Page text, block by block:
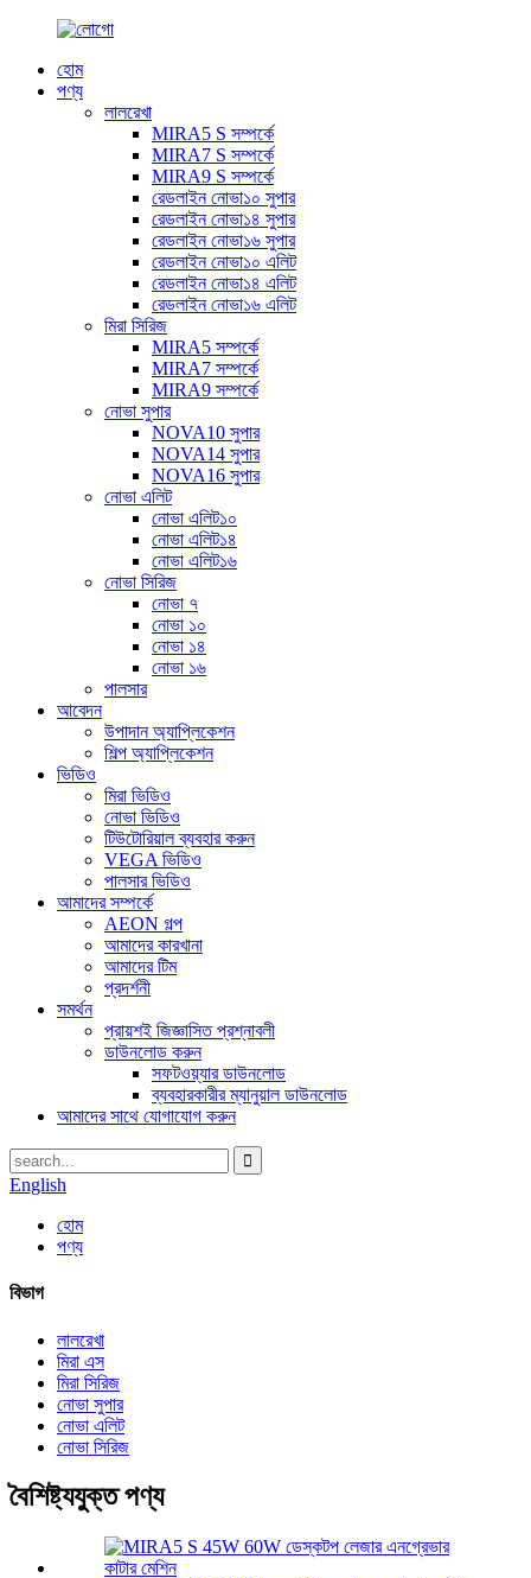
হোম
পণ্য
লালরেখা
MIRA5 S সম্পর্কে
MIRA7 S সম্পর্কে
MIRA9 S সম্পর্কে
রেডলাইন নোভা১০ সুপার
রেডলাইন নোভা১৪ সুপার
রেডলাইন নোভা১৬ সুপার
রেডলাইন নোভা১০ এলিট
রেডলাইন নোভা১৪ এলিট
রেডলাইন নোভা১৬ এলিট
মিরা সিরিজ
MIRA5 সম্পর্কে
MIRA7 সম্পর্কে
MIRA9 সম্পর্কে
নোভা সুপার
NOVA10 সুপার
NOVA14 সুপার
NOVA16 সুপার
নোভা এলিট
নোভা এলিট১০
নোভা এলিট১৪
নোভা এলিট১৬
নোভা সিরিজ
নোভা ৭
নোভা ১০
নোভা ১৪
নোভা ১৬
পালসার
আবেদন
উপাদান অ্যাপ্লিকেশন
শিল্প অ্যাপ্লিকেশন
ভিডিও
মিরা ভিডিও
নোভা ভিডিও
টিউটোরিয়াল ব্যবহার করুন
VEGA ভিডিও
পালসার ভিডিও
আমাদের সম্পর্কে
AEON গল্প
আমাদের কারখানা
আমাদের টিম
প্রদর্শনী
সমর্থন
প্রায়শই জিজ্ঞাসিত প্রশ্নাবলী
ডাউনলোড করুন
সফটওয়্যার ডাউনলোড
ব্যবহারকারীর ম্যানুয়াল ডাউনলোড
আমাদের সাথে যোগাযোগ করুন
English
হোম
পণ্য
বিভাগ
লালরেখা
মিরা এস
মিরা সিরিজ
নোভা সুপার
নোভা এলিট
নোভা সিরিজ
বৈশিষ্ট্যযুক্ত পণ্য